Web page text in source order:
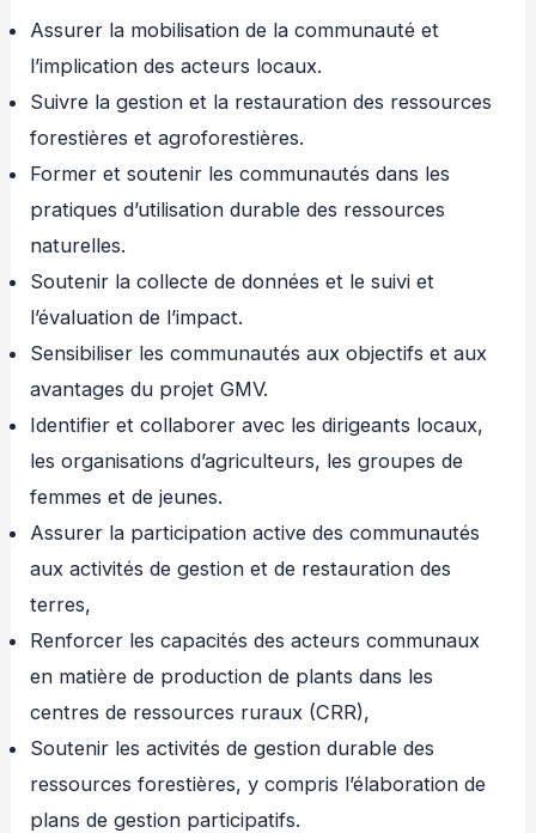
Assurer la mobilisation de la communauté et
l’implication des acteurs locaux.
Suivre la gestion et la restauration des ressources
forestières et agroforestières.
Former et soutenir les communautés dans les
pratiques d’utilisation durable des ressources
naturelles.
Soutenir la collecte de données et le suivi et
l’évaluation de l’impact.
Sensibiliser les communautés aux objectifs et aux
avantages du projet GMV.
Identifier et collaborer avec les dirigeants locaux,
les organisations d’agriculteurs, les groupes de
femmes et de jeunes.
Assurer la participation active des communautés
aux activités de gestion et de restauration des
terres,
Renforcer les capacités des acteurs communaux
en matière de production de plants dans les
centres de ressources ruraux (CRR),
Soutenir les activités de gestion durable des
ressources forestières, y compris l’élaboration de
plans de gestion participatifs.